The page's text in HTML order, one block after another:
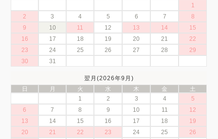
1
2
3 4 5 6 7
8
9
10 11 12 13 14
15
16
17 18 19 20 21
22
23
24 25 26 27 28
29
30
31
翌月(2026年9月)
日
月 火 水 木 金
土
1
2 3 4
5
6
7 8 9 10 11
12
13
14 15 16 17 18
19
20
21 22 23 24 25
26